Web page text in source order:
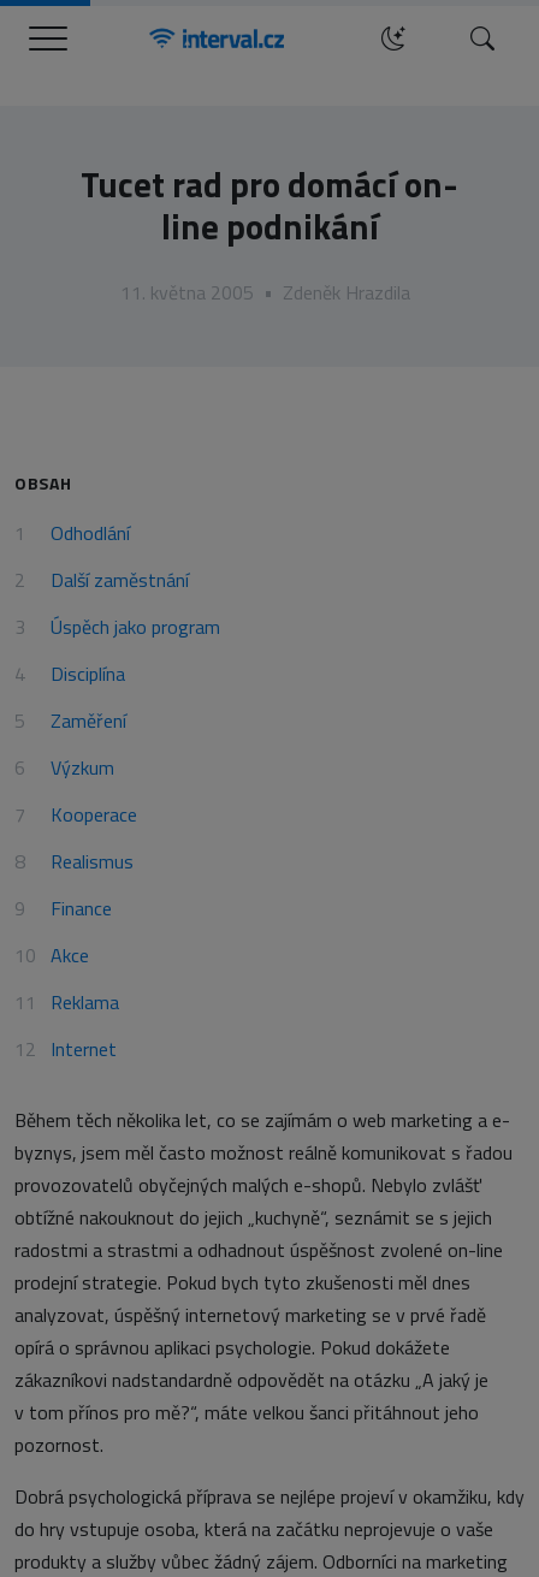
Menu Hledat
Tucet rad pro domácí on-
line podnikání
11. května 2005 • Zdeněk Hrazdila
OBSAH
Odhodlání
Další zaměstnání
Úspěch jako program
Disciplína
Zaměření
Výzkum
Kooperace
Realismus
Finance
Akce
Reklama
Internet
Během těch několika let, co se zajímám o web marketing a e-
byznys, jsem měl často možnost reálně komunikovat s řadou
provozovatelů obyčejných malých e-shopů. Nebylo zvlášť
obtížné nakouknout do jejich „kuchyně“, seznámit se s jejich
radostmi a strastmi a odhadnout úspěšnost zvolené on-line
prodejní strategie. Pokud bych tyto zkušenosti měl dnes
analyzovat, úspěšný internetový marketing se v prvé řadě
opírá o správnou aplikaci psychologie. Pokud dokážete
zákazníkovi nadstandardně odpovědět na otázku „A jaký je
v tom přínos pro mě?“, máte velkou šanci přitáhnout jeho
pozornost.
Dobrá psychologická příprava se nejlépe projeví v okamžiku, kdy
do hry vstupuje osoba, která na začátku neprojevuje o vaše
produkty a služby vůbec žádný zájem. Odborníci na marketing